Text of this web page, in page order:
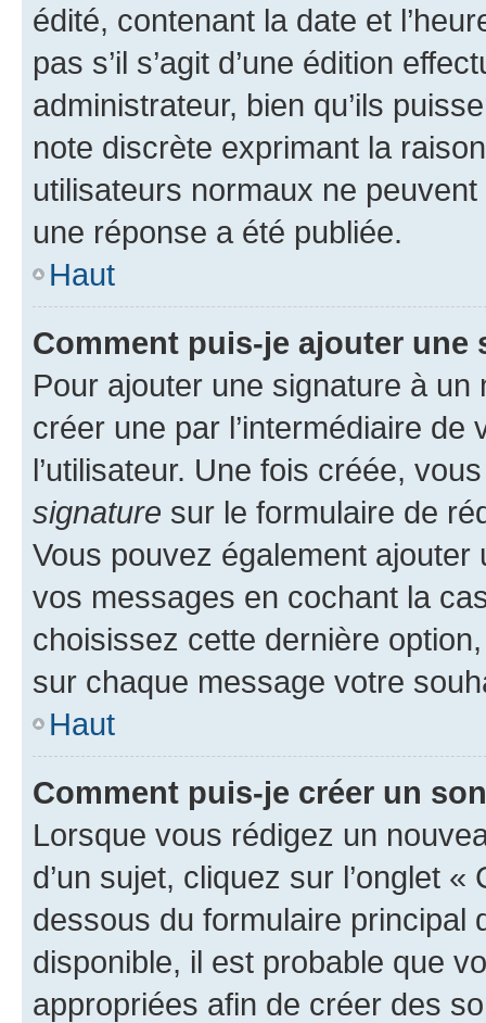
édité, contenant la date et
pas s’il s’agit d’une édition
administrateur, bien qu’ils
note discrète exprimant la
utilisateurs normaux ne
une réponse a été publiée.
Haut
Comment puis-je ajouter une
Pour ajouter une signature à un
créer une par l’intermédiaire
l’utilisateur. Une fois créée,
signature sur le formulaire de
Vous pouvez également
vos messages en cochant la
choisissez cette dernière
sur chaque message votre
Haut
Comment puis-je créer un
Lorsque vous rédigez un
d’un sujet, cliquez sur l’onglet
dessous du formulaire principal
disponible, il est probable que
appropriées afin de créer des